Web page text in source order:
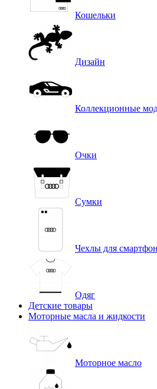
Кошельки
Дизайн
Коллекционные
Очки
Сумки
Чехлы для
Одяг
Детские товары
Моторные масла и жидкости
Моторное масло